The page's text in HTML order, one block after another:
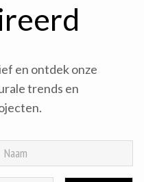
en ontdek onze
trends en